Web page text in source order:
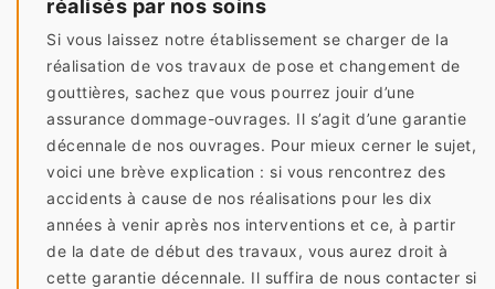
réalisés par nos soins
Si vous laissez notre établissement se charger de la
réalisation de vos travaux de pose et changement de
gouttières, sachez que vous pourrez jouir d’une
assurance dommage-ouvrages. Il s’agit d’une garantie
décennale de nos ouvrages. Pour mieux cerner le sujet,
voici une brève explication : si vous rencontrez des
accidents à cause de nos réalisations pour les dix
années à venir après nos interventions et ce, à partir
de la date de début des travaux, vous aurez droit à
cette garantie décennale. Il suffira de nous contacter si